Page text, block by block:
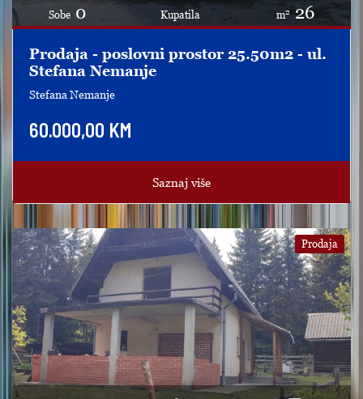
Sobe 0 Kupatila m2 26
Prodaja - poslovni prostor 25.50m2 - ul.
Stefana Nemanje
Stefana Nemanje
60.000,00 KM
Saznaj više
Prodaja